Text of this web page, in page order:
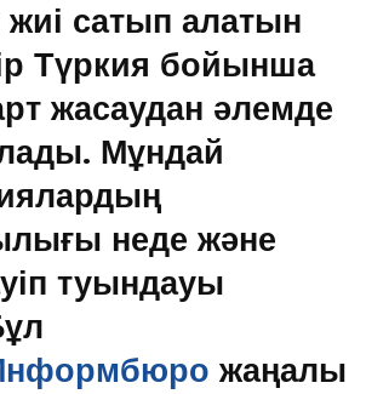
сатып алатын
Түркия бойынша
жасаудан әлемде
Мұндай
неде және
туындауы
жаңалы